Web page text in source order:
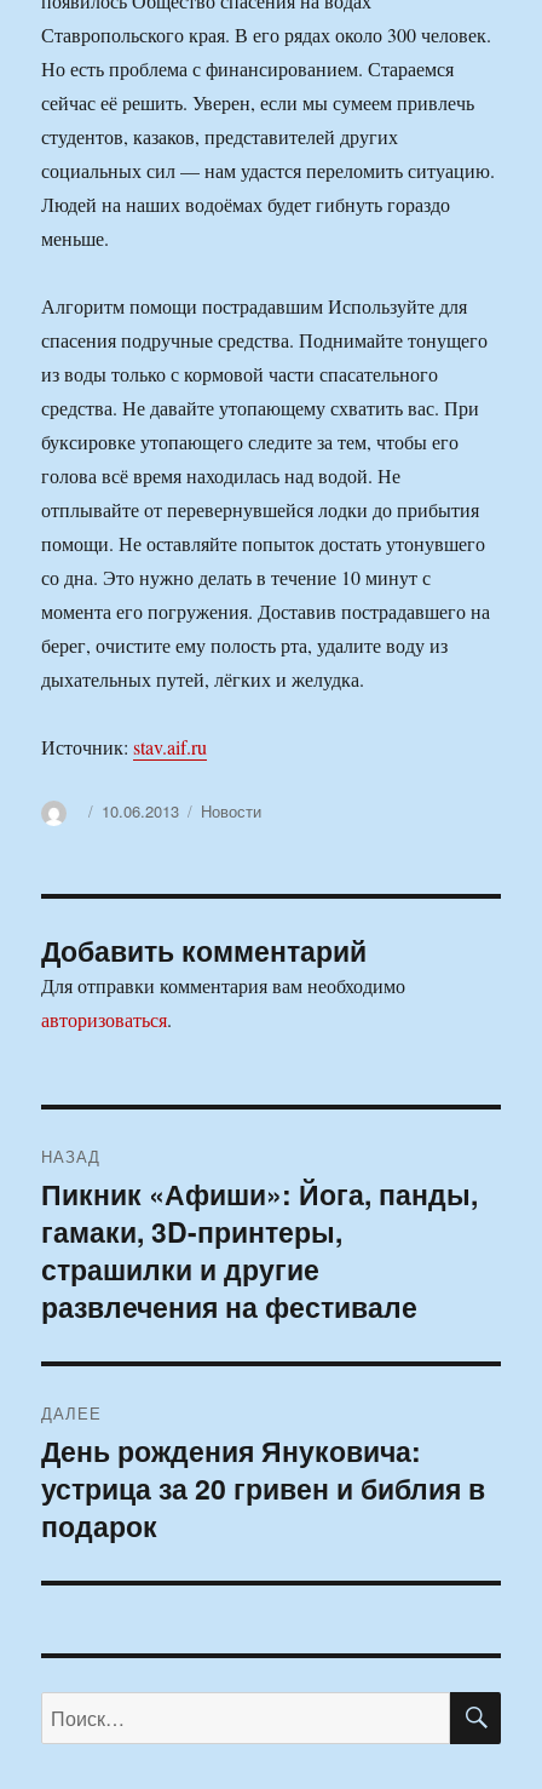
Ставропольского края. В его рядах около 300 человек.
Но есть проблема с финансированием. Стараемся
сейчас её решить. Уверен, если мы сумеем привлечь
студентов, казаков, представителей других
социальных сил — нам удастся переломить ситуацию.
Людей на наших водоёмах будет гибнуть гораздо
меньше.
Алгоритм помощи пострадавшим Используйте для
спасения подручные средства. Поднимайте тонущего
из воды только с кормовой части спасательного
средства. Не давайте утопающему схватить вас. При
буксировке утопающего следите за тем, чтобы его
голова всё время находилась над водой. Не
отплывайте от перевернувшейся лодки до прибытия
помощи. Не оставляйте попыток достать утонувшего
со дна. Это нужно делать в течение 10 минут с
момента его погружения. Доставив пострадавшего на
берег, очистите ему полость рта, удалите воду из
дыхательных путей, лёгких и желудка.
Источник:stav.aif.ru
АвторОпубликовано
10.06.2013 Рубрики
Новости
Добавить комментарий
Для отправки комментария вам необходимо
авторизоваться.
по
записям
НАЗАД
Предыдущая
запись:
Пикник «Афиши»: Йога, панды,
гамаки, 3D-принтеры,
страшилки и другие
развлечения на фестивале
ДАЛЕЕ
Следующая
запись:
День рождения Януковича:
устрица за 20 гривен и библия в
подарок
Искать: